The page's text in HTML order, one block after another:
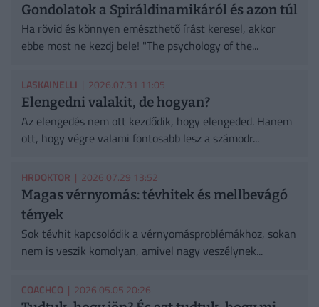
Gondolatok a Spiráldinamikáról és azon túl
Ha rövid és könnyen emészthető írást keresel, akkor
ebbe most ne kezdj bele! "The psychology of the...
LASKAINELLI | 2026.07.31 11:05
Elengedni valakit, de hogyan?
Az elengedés nem ott kezdődik, hogy elengeded. Hanem
ott, hogy végre valami fontosabb lesz a számodr...
HRDOKTOR | 2026.07.29 13:52
Magas vérnyomás: tévhitek és mellbevágó
tények
Sok tévhit kapcsolódik a vérnyomásproblémákhoz, sokan
nem is veszik komolyan, amivel nagy veszélynek...
COACHCO | 2026.05.05 20:26